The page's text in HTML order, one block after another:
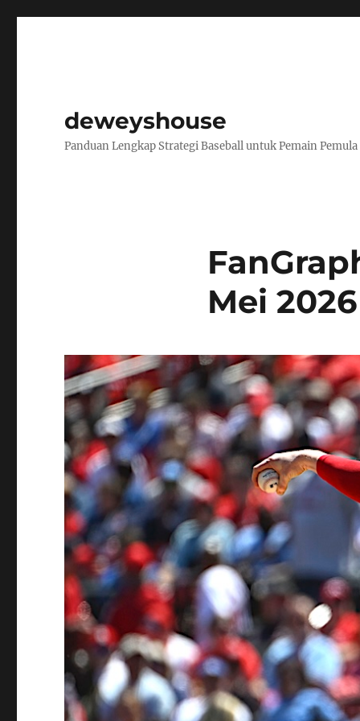
deweyshouse
Panduan Lengkap Strategi Baseball untuk Pemain Pemula
Mei 2026